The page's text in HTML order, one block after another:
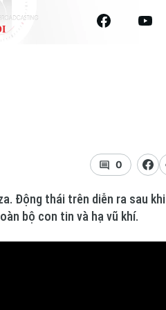
Điện ảnh
Thời trang
Âm nhạc
0
Động thái trên diễn ra sau khi
bộ con tin và hạ vũ khí.